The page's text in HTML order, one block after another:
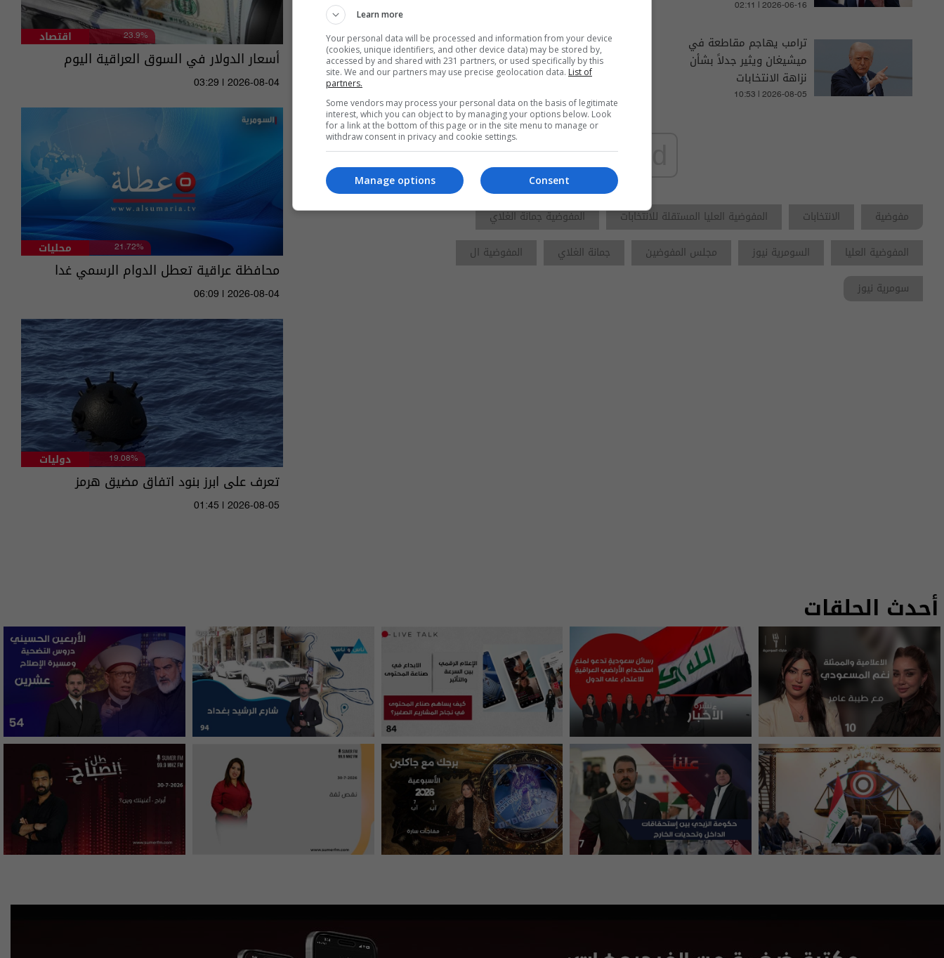
02:11 | 2026-06-16
ترامب يهاجم مقاطعة في
ميشيغان ويثير جدلاً بشأن
نزاهة الانتخابات
10:53 | 2026-08-05
الحلبوسي يدين استهداف
مواقع أمنية عراقية ويطالب
بتحقيق شامل ومحاسبة
المتورطين
مفوضية الانتخابات المفوضية العليا المستقلة للانتخابات
المفوضية جمانة الغلاي
المفوضية العليا
السومرية نيوز مجلس المفوضين جمانة الغلاي
المفوضية ال
سومرية نيوز
اقتصاد 23.9%
أسعار الدولار في السوق العراقية اليوم
03:29 | 2026-08-04
محليات 21.72%
محافظة عراقية تعطل الدوام الرسمي غدا
06:09 | 2026-08-04
دوليات 19.08%
تعرف على ابرز بنود اتفاق مضيق هرمز
01:45 | 2026-08-05
أحدث الحلقات
Learn more
Your personal data will be processed and information from your device
(cookies, unique identifiers, and other device data) may be stored by,
accessed by and shared with 231 partners, or used specifically by this
site. We and our partners may use precise geolocation data. List of
partners.
Some vendors may process your personal data on the basis of legitimate
interest, which you can object to by managing your options below. Look
for a link at the bottom of this page or in the site menu to manage or
withdraw consent in privacy and cookie settings.
Consent
Manage options